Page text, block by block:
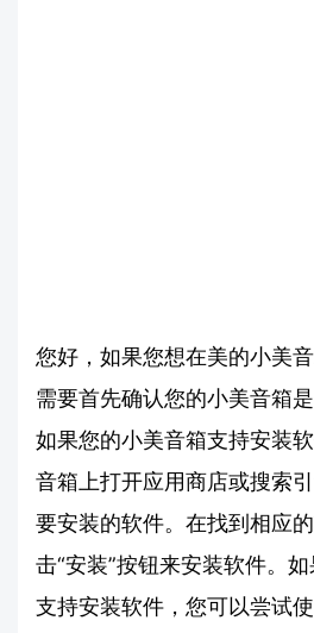
您好，如果您想在美的小美
需要首先确认您的小美音箱
如果您的小美音箱支持安装
音箱上打开应用商店或搜索
要安装的软件。在找到相应
击“安装”按钮来安装软件。
支持安装软件，您可以尝试